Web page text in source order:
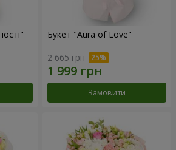
Букет "Aura of Love"
2 665 грн
Замовити